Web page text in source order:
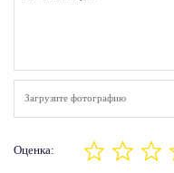
Загрузите фотографию
Оценка: